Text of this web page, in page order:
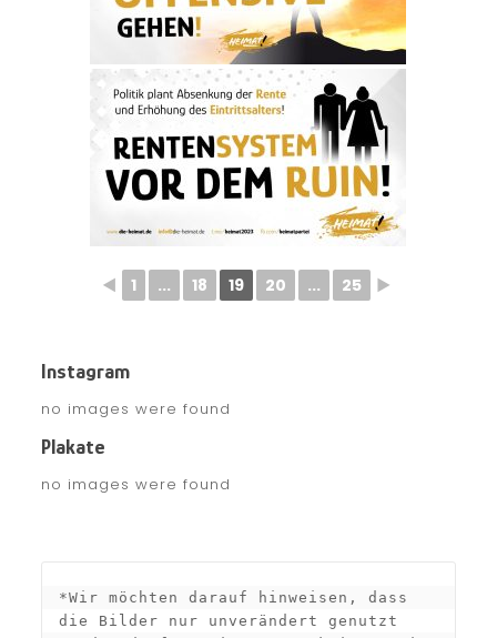
◄ 1 ... 18 19 20 ... 25 ►
Instagram
no images were found
Plakate
no images were found
*Wir möchten darauf hinweisen, dass
die Bilder nur unverändert genutzt